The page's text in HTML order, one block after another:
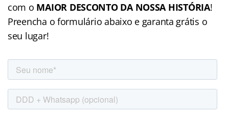
com o MAIOR DESCONTO DA NOSSA HISTÓRIA!
Preencha o formulário abaixo e garanta grátis o
seu lugar!